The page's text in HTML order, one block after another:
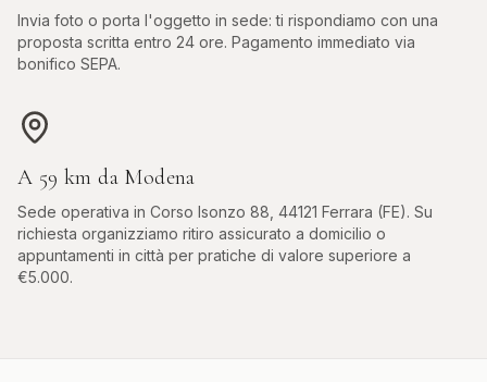
Invia foto o porta l'oggetto in sede: ti rispondiamo con una
proposta scritta entro 24 ore. Pagamento immediato via
bonifico SEPA.
A 59 km da Modena
Sede operativa in Corso Isonzo 88, 44121 Ferrara (FE). Su
richiesta organizziamo ritiro assicurato a domicilio o
appuntamenti in città per pratiche di valore superiore a
€5.000.